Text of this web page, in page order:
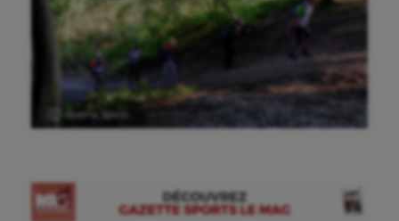
Ⓒ Gazette Sports